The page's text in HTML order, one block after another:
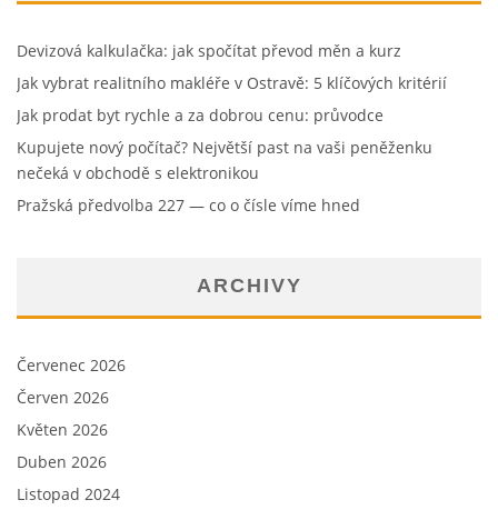
Devizová kalkulačka: jak spočítat převod měn a kurz
Jak vybrat realitního makléře v Ostravě: 5 klíčových kritérií
Jak prodat byt rychle a za dobrou cenu: průvodce
Kupujete nový počítač? Největší past na vaši peněženku
nečeká v obchodě s elektronikou
Pražská předvolba 227 — co o čísle víme hned
ARCHIVY
Červenec 2026
Červen 2026
Květen 2026
Duben 2026
Listopad 2024